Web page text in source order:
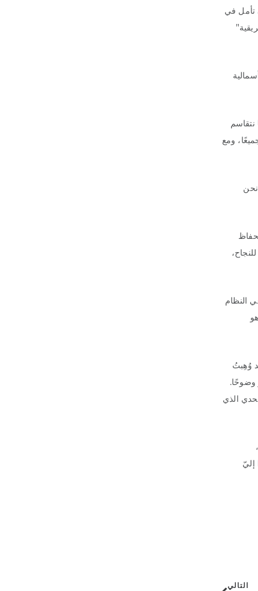
تأمل في
نتقاسم
ومع
النظام
وُهِبتُ
وضوحًا.
الذي
إليّ
التالي